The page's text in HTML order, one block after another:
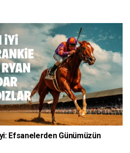
Efsanelerden Günümüzün